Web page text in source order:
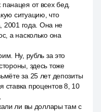
от всех бед.
ситуацию, что
2001 года. Она не
а насколько она
Ну, рубль за это
здесь тоже
за 25 лет депозиты
ставка процентов 8, 10
ли вы доллары там с